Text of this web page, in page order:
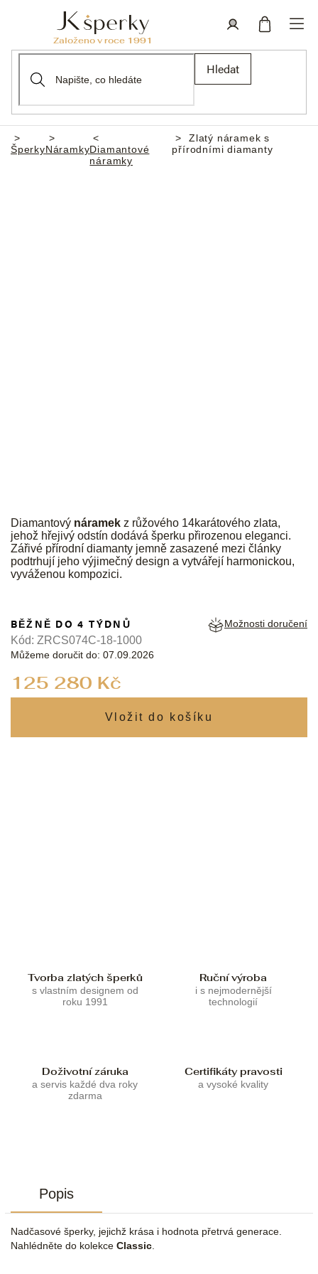
Hledat
Domů
ŠperkyNáramkyDiamantové
náramky
Zlatý náramek s
přírodními diamanty
Diamantový náramek z růžového 14karátového zlata,
jehož hřejivý odstín dodává šperku přirozenou eleganci.
Zářivé přírodní diamanty jemně zasazené mezi články
podtrhují jeho výjimečný design a vytvářejí harmonickou,
vyváženou kompozici.
125 280 Kč
BĚŽNĚ DO 4 TÝDNŮ
Můžeme doručit do: 07.09.2026
Možnosti doručení
Kód: ZRCS074C-18-1000
Tvorba zlatých šperků
s vlastním designem od
roku 1991
Ruční výroba
i s nejmodernější
technologií
Doživotní záruka
a servis každé dva roky
zdarma
Certifikáty pravosti
a vysoké kvality
Popis
Nadčasové šperky, jejichž krása i hodnota přetrvá generace.
Nahlédněte do kolekce Classic